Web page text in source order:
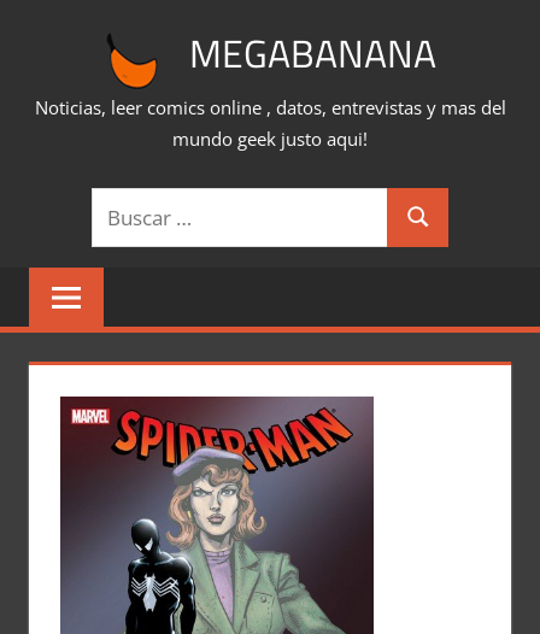
MEGABANANA
Noticias, leer comics online , datos, entrevistas y mas del
mundo geek justo aqui!
Buscar:
Buscar